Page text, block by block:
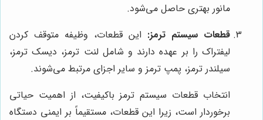
مانور بهتری حاصل می‌شود.
قطعات سیستم ترمز: این قطعات، وظیفه متوقف کردن
لیفتراک را بر عهده دارند و شامل لنت ترمز، دیسک ترمز،
سیلندر ترمز، پمپ ترمز و سایر اجزای مرتبط می‌شوند.
انتخاب قطعات سیستم ترمز باکیفیت، از اهمیت حیاتی
برخوردار است، زیرا این قطعات، مستقیماً بر ایمنی دستگاه